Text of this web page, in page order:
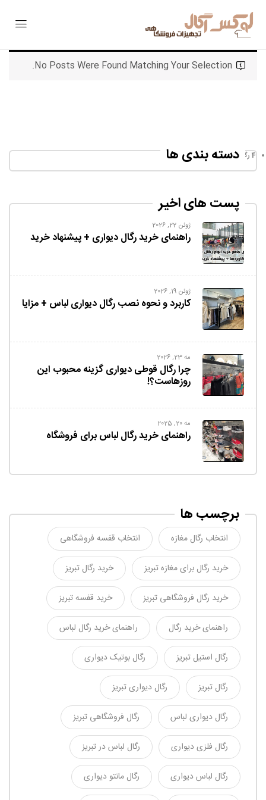
دسته بندی ها
رگال و استند فروشگاهی(17)
پست های اخیر
ژوئن 22, 2026
راهنمای خرید رگال دیواری + پیشنهاد خرید
ژوئن 19, 2026
کاربرد و نحوه نصب رگال دیواری لباس + مزایا
مه 23, 2026
چرا رگال قوطی دیواری گزینه محبوب این
روزهاست؟!
مه 20, 2025
راهنمای خرید رگال لباس برای فروشگاه
برچسب ها
انتخاب رگال مغازه انتخاب قفسه فروشگاهی
خرید رگال برای مغازه تبریز خرید رگال تبریز
خرید رگال فروشگاهی تبریز خرید قفسه تبریز
راهنمای خرید رگال راهنمای خرید رگال لباس
رگال استیل تبریز رگال بوتیک دیواری
رگال تبریز رگال دیواری تبریز
رگال دیواری لباس رگال فروشگاهی تبریز
رگال فلزی دیواری رگال لباس در تبریز
رگال لباس دیواری رگال مانتو دیواری
No Posts Were Found Matching Your Selection.